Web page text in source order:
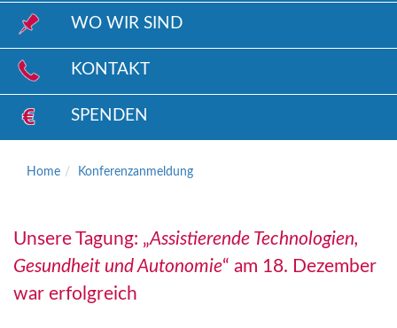
WO WIR SIND
KONTAKT
SPENDEN
Home Konferenzanmeldung
Unsere Tagung: „Assistierende Technologien,
Gesundheit und Autonomie“ am 18. Dezember
war erfolgreich